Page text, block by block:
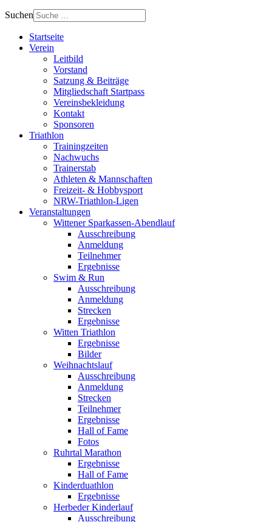
Suchen
Startseite
Verein
Leitbild
Vorstand
Satzung & Beiträge
Mitgliedschaft Startpass
Vereinsbekleidung
Kontakt
Sponsoren
Triathlon
Trainingzeiten
Nachwuchs
Trainerstab
Athleten & Mannschaften
Freizeit- & Hobbysport
NRW-Triathlon-Ligen
Veranstaltungen
Wittener Sparkassen-Abendlauf
Ausschreibung
Anmeldung
Teilnehmer
Ergebnisse
Swim & Run
Ausschreibung
Anmeldung
Strecken
Ergebnisse
Witten Triathlon
Ergebnisse
Bilder
Weihnachtslauf
Ausschreibung
Anmeldung
Strecken
Teilnehmer
Ergebnisse
Hall of Fame
Fotos
Ruhrtal Marathon
Ergebnisse
Hall of Fame
Kinderduathlon
Ergebnisse
Herbeder Kinderlauf
Ausschreibung